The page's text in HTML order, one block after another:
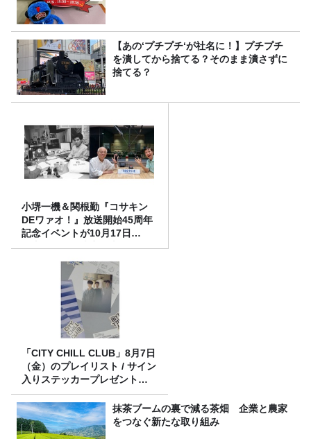
【あの‘プチプチ‘が社名に！】プチプチ
を潰してから捨てる？そのまま潰さずに
捨てる？
小堺一機＆関根勤『コサキン
DEワァオ！』放送開始45周年
記念イベントが10月17日
（土）に開催決定！本日より
FC先行受付スタート！
「CITY CHILL CLUB」8月7日
（金）のプレイリスト / サイン
入りステッカープレゼント有
り
抹茶ブームの裏で減る茶畑 企業と農家
をつなぐ新たな取り組み